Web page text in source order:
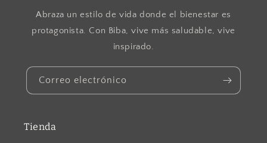
Abraza un estilo de vida donde el bienestar es
protagonista. Con Biba, vive más saludable, vive
inspirado.
Correo electrónico
Tienda